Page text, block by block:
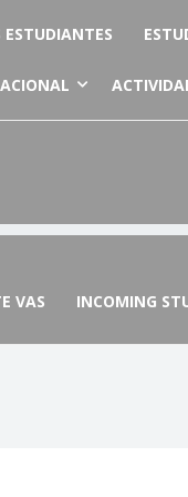
ESTUDIANTES
VAS INCOMING